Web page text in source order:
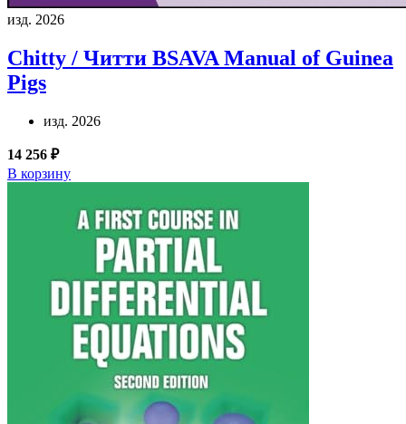
изд. 2026
Chitty / Читти BSAVA Manual of Guinea
Pigs
изд. 2026
14 256 ₽
В корзину